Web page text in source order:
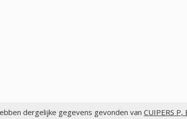
dergelijke gegevens gevonden van CUIPERS P,